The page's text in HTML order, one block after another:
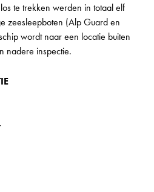
te trekken werden in totaal elf
zeesleepboten (Alp Guard en
wordt naar een locatie buiten
nadere inspectie.